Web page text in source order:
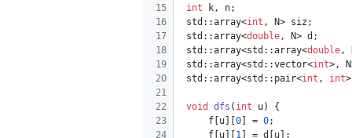
15
16
17
18
19
20
21
22
23
24
int k, n;
std::array<int , N> siz;
std::array<double, N> d;
std::array<std::array<double,
std::array<std::vector<int>,
std::array<std::pair<int , int
void dfs ( int u)
{
    f[u][
0 ] = 0;
    f[u][
1 ] = d[u];